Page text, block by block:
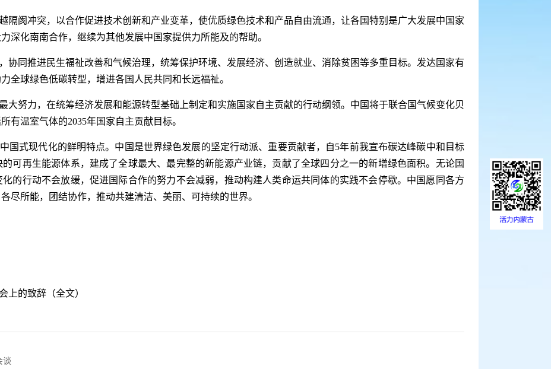
隔阂冲突，以合作促进技术创新和产业变革，使优质绿色技术和产品自由流通，让各国特别是广大发展中国家
深化南南合作，继续为其他发展中国家提供力所能及的帮助。
协同推进民生福祉改善和气候治理，统筹保护环境、发展经济、创造就业、消除贫困等多重目标。发达国家有
全球绿色低碳转型，增进各国人民共同和长远福祉。
大努力，在统筹经济发展和能源转型基础上制定和实施国家自主贡献的行动纲领。中国将于联合国气候变化贝
有温室气体的2035年国家自主贡献目标。
国式现代化的鲜明特点。中国是世界绿色发展的坚定行动派、重要贡献者，自5年前我宣布碳达峰碳中和目标
可再生能源体系，建成了全球最大、最完整的新能源产业链，贡献了全球四分之一的新增绿色面积。无论国
的行动不会放缓，促进国际合作的努力不会减弱，推动构建人类命运共同体的实践不会停歇。中国愿同各方
尽所能，团结协作，推动共建清洁、美丽、可持续的世界。
上的致辞（全文）
谈